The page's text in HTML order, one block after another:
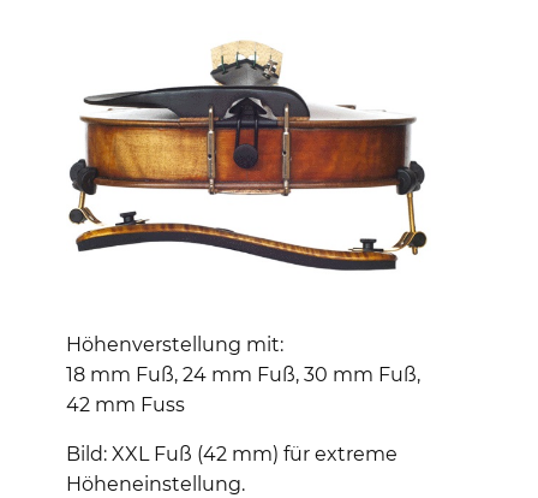
Höhenverstellung mit:
18 mm Fuß, 24 mm Fuß, 30 mm Fuß,
42 mm Fuss
Bild: XXL Fuß (42 mm) für extreme
Höheneinstellung.